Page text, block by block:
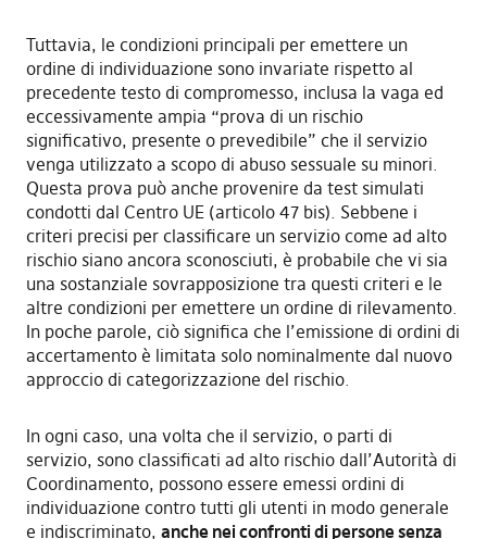
Tuttavia, le condizioni principali per emettere un
ordine di individuazione sono invariate rispetto al
precedente testo di compromesso, inclusa la vaga ed
eccessivamente ampia “prova di un rischio
significativo, presente o prevedibile” che il servizio
venga utilizzato a scopo di abuso sessuale su minori.
Questa prova può anche provenire da test simulati
condotti dal Centro UE (articolo 47 bis). Sebbene i
criteri precisi per classificare un servizio come ad alto
rischio siano ancora sconosciuti, è probabile che vi sia
una sostanziale sovrapposizione tra questi criteri e le
altre condizioni per emettere un ordine di rilevamento.
In poche parole, ciò significa che l’emissione di ordini di
accertamento è limitata solo nominalmente dal nuovo
approccio di categorizzazione del rischio.
In ogni caso, una volta che il servizio, o parti di
servizio, sono classificati ad alto rischio dall’Autorità di
Coordinamento, possono essere emessi ordini di
individuazione contro tutti gli utenti in modo generale
e indiscriminato, anche nei confronti di persone senza